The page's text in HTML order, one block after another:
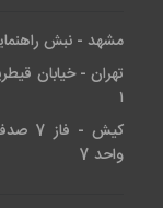
مشهد - نبش راهنمایی ۸ ساختمان
۱
واحد 7